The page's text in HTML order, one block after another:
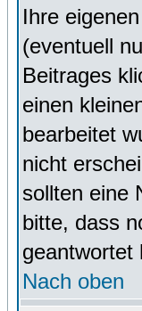
Ihre
(eventuell
Beitrages
einen
bearbeitet
nicht
sollten eine
bitte, dass
geantwortet
Nach oben